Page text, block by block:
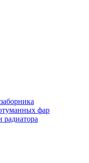
фар
радиатора